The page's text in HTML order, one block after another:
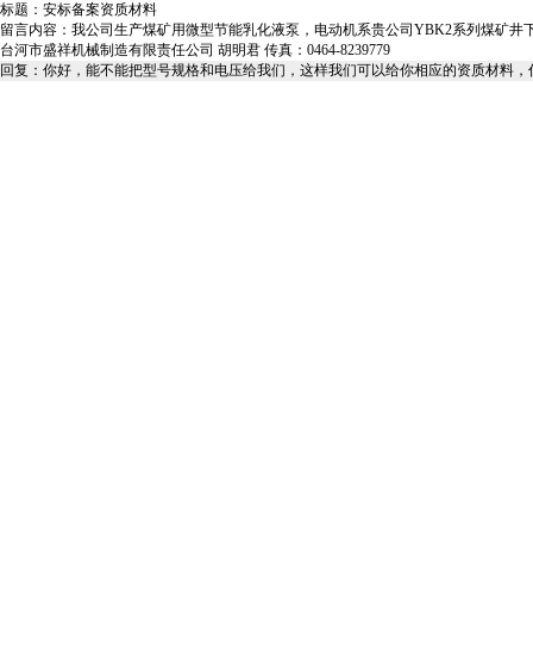
标题：安标备案资质材料
留言内容：我公司生产煤矿用微型节能乳化液泵，电动机系贵公司YBK2系列煤矿
台河市盛祥机械制造有限责任公司 胡明君 传真：0464-8239779
回复：你好，能不能把型号规格和电压给我们，这样我们可以给你相应的资质材料